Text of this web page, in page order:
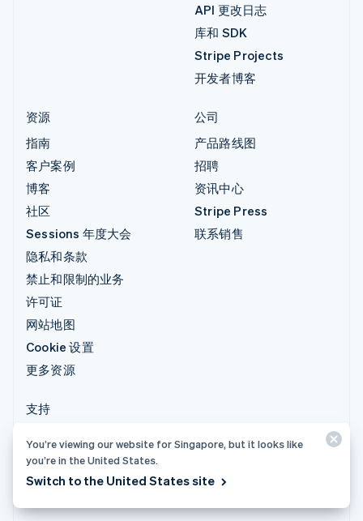
API 更改日志
库和 SDK
Stripe Projects
开发者博客
资源
指南
客户案例
博客
社区
Sessions 年度大会
隐私和条款
禁止和限制的业务
许可证
网站地图
Cookie 设置
更多资源
公司
产品路线图
招聘
资讯中心
Stripe Press
联系销售
支持
托管支持方案
You’re viewing our website for Singapore, but it looks like
you’re in the United States.
Switch to the United States site